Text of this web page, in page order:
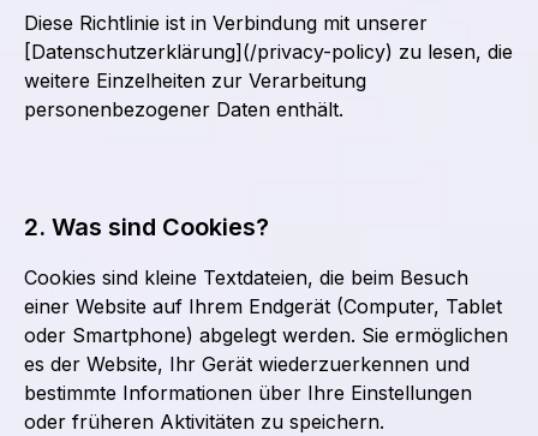
Diese Richtlinie ist in Verbindung mit unserer
[Datenschutzerklärung](/privacy-policy) zu lesen, die
weitere Einzelheiten zur Verarbeitung
personenbezogener Daten enthält.
2. Was sind Cookies?
Cookies sind kleine Textdateien, die beim Besuch
einer Website auf Ihrem Endgerät (Computer, Tablet
oder Smartphone) abgelegt werden. Sie ermöglichen
es der Website, Ihr Gerät wiederzuerkennen und
bestimmte Informationen über Ihre Einstellungen
oder früheren Aktivitäten zu speichern.